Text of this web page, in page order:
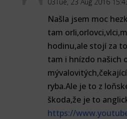
Našla jsem moc
tam
hodinu,ale stojí za
tam i hnízdo našich
ryba.Ale je to z
škoda,že je to
https://